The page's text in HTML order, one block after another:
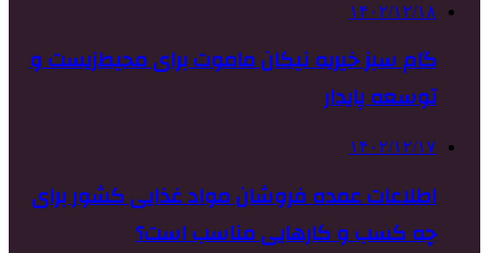
۱۴۰۲/۱۲/۱۸
گام سبز خیریه نیکان ماموت برای محیط‌زیست و
توسعه پایدار
۱۴۰۲/۱۲/۱۷
اطلاعات عمده فروشان مواد غذایی کشور برای
چه کسب و کارهایی مناسب است؟